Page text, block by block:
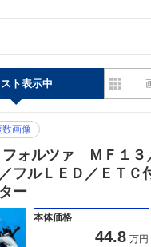
スト表示中
数画像
フォルツァ ＭＦ１３
フルＬＥＤ／ＥＴＣ
ー
本体価格
44.8 万円